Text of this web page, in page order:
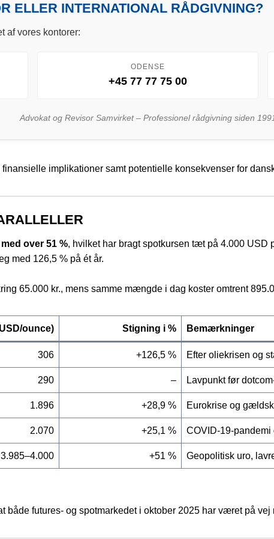
ELLER INTERNATIONAL RÅDGIVNING?
af vores kontorer:
ODENSE
+45 77 77 75 00
Advokat og Revisor Samvirket – Professionel rådgivning siden
implikationer samt potentielle konsekvenser for
over 51 %, hvilket har bragt spotkursen tæt på 4.000 USD
med 126,5 % på ét år.
65.000 kr., mens samme mængde i dag koster omtrent
ounce) Stigning i % Bemærkninger
306 +126,5 % Efter oliekrisen og
290 – Lavpunkt før
1.896 +28,9 % Eurokrise og
2.070 +25,1 % COVID-19-
3.985–4.000 +51 % Geopolitisk uro,
både futures- og spotmarkedet i oktober 2025 har været på